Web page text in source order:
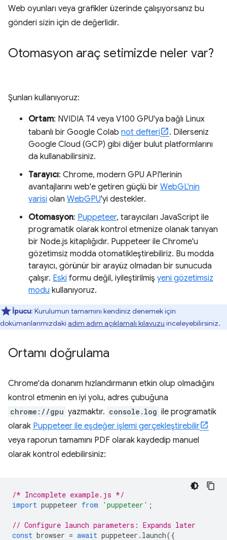
Web oyunları veya grafikler üzerinde çalışıyorsanız bu
gönderi sizin için de değerlidir.
Otomasyon araç setimizde neler var?
Şunları kullanıyoruz:
Ortam: NVIDIA T4 veya V100 GPU'ya bağlı Linux
tabanlı bir Google Colab not defteri
. Dilerseniz
Google Cloud (GCP) gibi diğer bulut platformlarını
da kullanabilirsiniz.
Tarayıcı: Chrome, modern GPU API'lerinin
avantajlarını web'e getiren güçlü bir WebGL'nin
varisi olan WebGPU'yi destekler.
Otomasyon: Puppeteer, tarayıcıları JavaScript ile
programatik olarak kontrol etmenize olanak tanıyan
bir Node.js kitaplığıdır. Puppeteer ile Chrome'u
gözetimsiz modda otomatikleştirebiliriz. Bu modda
tarayıcı, görünür bir arayüz olmadan bir sunucuda
çalışır. Eski formu değil, iyileştirilmiş yeni gözetimsiz
modu kullanıyoruz.
İpucu: Kurulumun tamamını kendiniz denemek için
dokümanlarımızdaki adım adım açıklamalı kılavuzu inceleyebilirsiniz.
Ortamı doğrulama
Chrome'da donanım hızlandırmanın etkin olup olmadığını
kontrol etmenin en iyi yolu, adres çubuğuna
chrome://gpu yazmaktır. console.log ile programatik
olarak Puppeteer ile eşdeğer işlemi gerçekleştirebilir
veya raporun tamamını PDF olarak kaydedip manuel
olarak kontrol edebilirsiniz:
/* Incomplete example.js */
import puppeteer from 'puppeteer' ;
// Configure launch parameters: Expands later
const browser = await puppeteer . launch({